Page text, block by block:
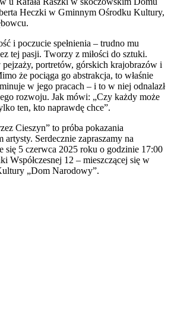
Heczki w Gminnym Ośrodku Kultury,
i poczucie spełnienia – trudno mu
tej pasji. Tworzy z miłości do sztuki.
pejzaży, portretów, górskich krajobrazów i
że pociąga go abstrakcja, to właśnie
w jego pracach – i to w niej odnalazł
rozwoju. Jak mówi: „Czy każdy może
ten, kto naprawdę chce”.
Cieszyn” to próba pokazania
artysty. Serdecznie zapraszamy na
się 5 czerwca 2025 roku o godzinie 17:00
Współczesnej 12 – mieszczącej się w
„Dom Narodowy”.